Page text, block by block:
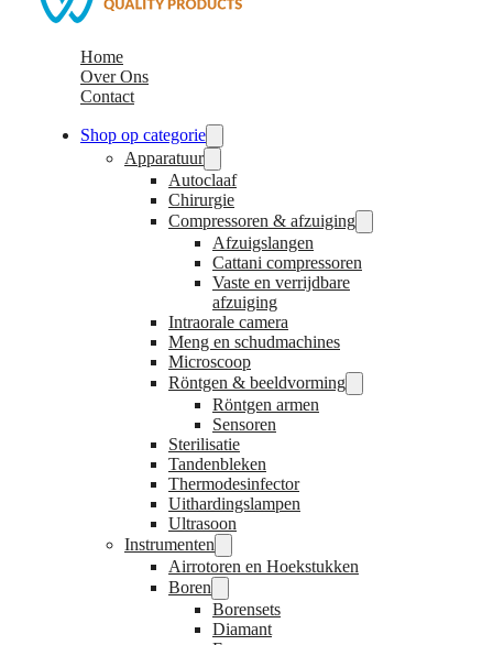
Home
Over Ons
Contact
Shop op categorie
Apparatuur
Autoclaaf
Chirurgie
Compressoren & afzuiging
Afzuigslangen
Cattani compressoren
Vaste en verrijdbare
afzuiging
Intraorale camera
Meng en schudmachines
Microscoop
Röntgen & beeldvorming
Röntgen armen
Sensoren
Sterilisatie
Tandenbleken
Thermodesinfector
Uithardingslampen
Ultrasoon
Instrumenten
Airrotoren en Hoekstukken
Boren
Borensets
Diamant